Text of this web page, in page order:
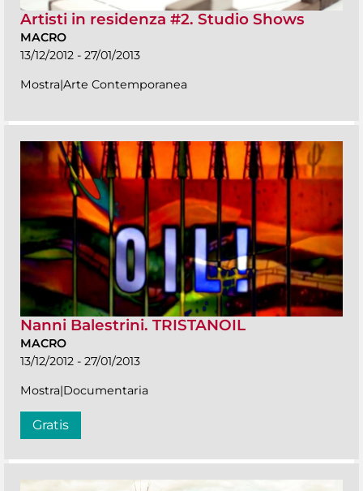
Artisti in residenza #2. Studio Shows
MACRO
13/12/2012 - 27/01/2013
Mostra|Arte Contemporanea
Nanni Balestrini. TRISTANOIL
MACRO
13/12/2012 - 27/01/2013
Mostra|Documentaria
Gratis